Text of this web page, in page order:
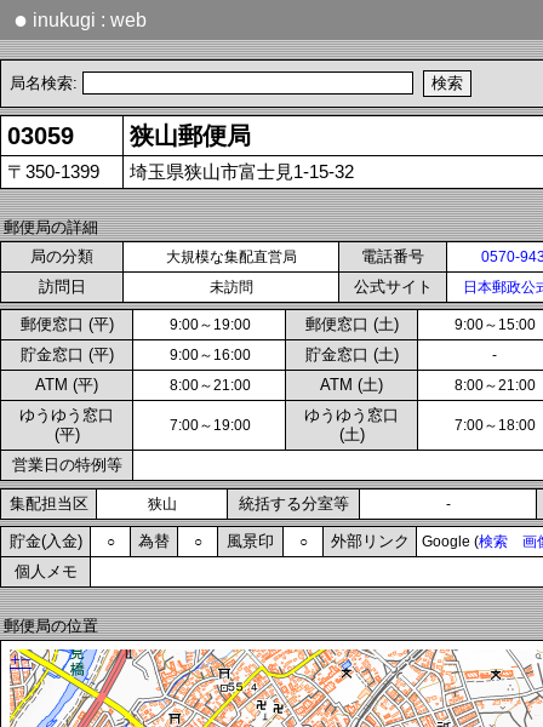
● inukugi : web
局名検索:
03059 狭山郵便局
〒350-1399 埼玉県狭山市富士見1-15-32
郵便局の詳細
局の分類
大規模な集配直営局 電話番号 0570-
訪問日 未訪問 公式サイト 日本郵政公
郵便窓口 (平) 9:00～19:00 郵便窓口 (土) 9:00～15:00
貯金窓口 (平) 9:00～16:00 貯金窓口 (土) -
ATM (平) 8:00～21:00 ATM (土) 8:00～21:00
ゆうゆう窓口
(平)
7:00～19:00
ゆうゆう窓口
(土)
7:00～18:00
営業日の特例等
集配担当区 狭山 統括する分室等 -
貯金(入金) ○ 為替 ○ 風景印 ○ 外部リンク Google (検索 画
個人メモ
郵便局の位置